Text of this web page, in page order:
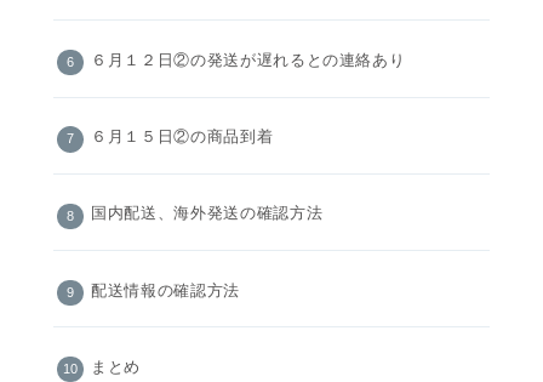
６月１２日②の発送が遅れるとの連絡あり
６月１５日②の商品到着
国内配送、海外発送の確認方法
配送情報の確認方法
まとめ